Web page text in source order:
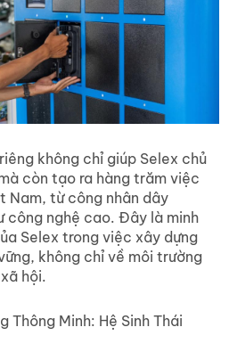
không chỉ giúp Selex chủ
còn tạo ra hàng trăm việc
Nam, từ công nhân dây
công nghệ cao. Đây là minh
Selex trong việc xây dựng
không chỉ về môi trường
hội.
Thông Minh: Hệ Sinh Thái